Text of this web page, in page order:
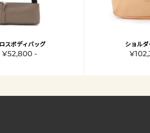
スボディバッグ
¥52,800 -
ショル